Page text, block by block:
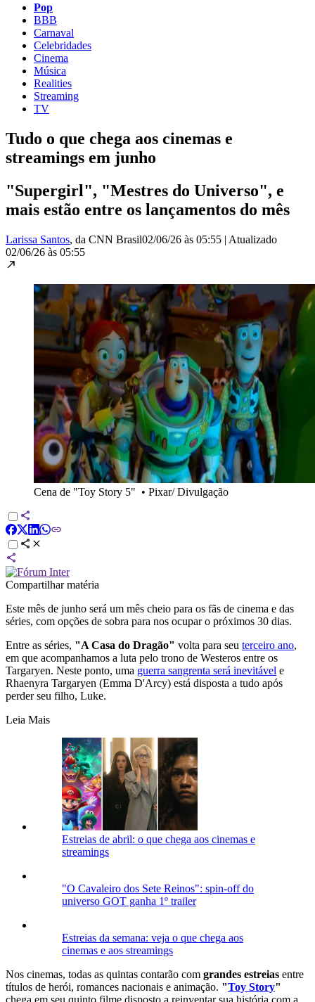
Pop
BBB
Carnaval
Celebridades
Cinema
Música
Realities
Streaming
TV
Tudo o que chega aos cinemas e
streamings em junho
"Supergirl", "Mestres do Universo", e
mais estão entre os lançamentos do mês
Larissa Santos, da CNN Brasil02/06/26 às 05:55 | Atualizado
02/06/26 às 05:55
Cena de "Toy Story 5" • Pixar/ Divulgação
Compartilhar matéria
Este mês de junho será um mês cheio para os fãs de cinema e das
séries, com opções de sobra para nos ocupar o próximos 30 dias.
Entre as séries, "A Casa do Dragão" volta para seu terceiro ano,
em que acompanhamos a luta pelo trono de Westeros entre os
Targaryen. Neste ponto, uma guerra sangrenta será inevitável e
Rhaenyra Targaryen (Emma D'Arcy) está disposta a tudo após
perder seu filho, Luke.
Leia Mais
Estreias de abril: o que chega aos cinemas e
streamings
"O Cavaleiro dos Sete Reinos": spin-off do
universo GOT ganha 1º trailer
Estreias da semana: veja o que chega aos
cinemas e aos streamings
Nos cinemas, todas as quintas contarão com grandes estreias entre
títulos de herói, romances nacionais e animação. "Toy Story"
chega em seu quinto filme disposto a reinventar sua história com a